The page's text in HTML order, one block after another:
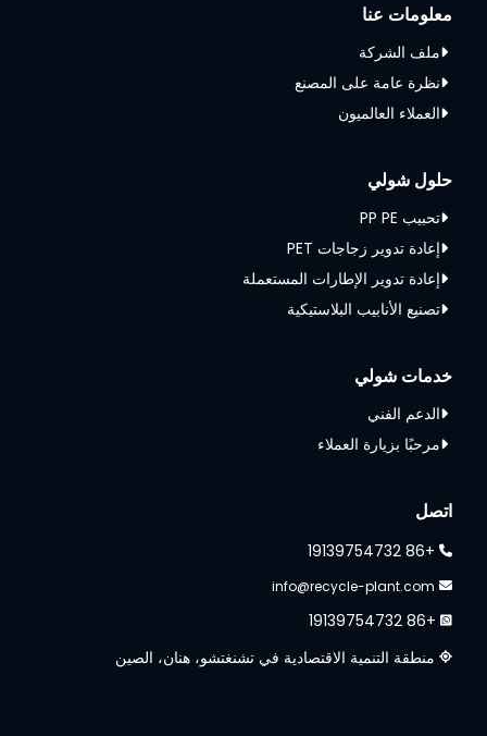
معلومات عنا
ملف الشركة
نظرة عامة على المصنع
العملاء العالميون
حلول شولي
تحبيب PP PE
إعادة تدوير زجاجات PET
إعادة تدوير الإطارات المستعملة
تصنيع الأنابيب البلاستيكية
خدمات شولي
الدعم الفني
مرحبًا بزيارة العملاء
اتصل
+86 19139754732
info@recycle-plant.com
+86 19139754732
منطقة التنمية الاقتصادية في تشنغتشو، هنان، الصين
Whatsapp
Email
Chat